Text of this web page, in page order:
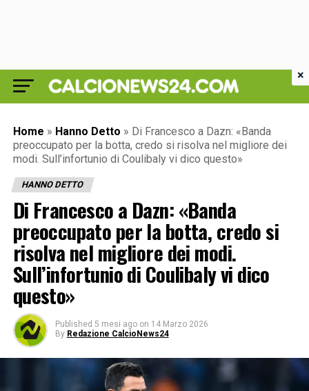
Home » Hanno Detto » Di Francesco a Dazn: «Banda
preoccupato per la botta, credo si risolva nel migliore dei
modi. Sull’infortunio di Coulibaly vi dico questo»
HANNO DETTO
Di Francesco a Dazn: «Banda
preoccupato per la botta, credo si
risolva nel migliore dei modi.
Sull’infortunio di Coulibaly vi dico
questo»
Published 5 mesi ago on 14 Marzo 2026
By Redazione CalcioNews24
×